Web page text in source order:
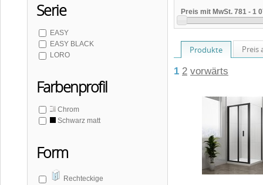
Serie
EASY
EASY BLACK
LORO
Farbenprofil
Chrom
Schwarz matt
Form
Rechteckige
Preis mit MwSt. 781 - 1
Produkte Preis
1 2 vorwärts